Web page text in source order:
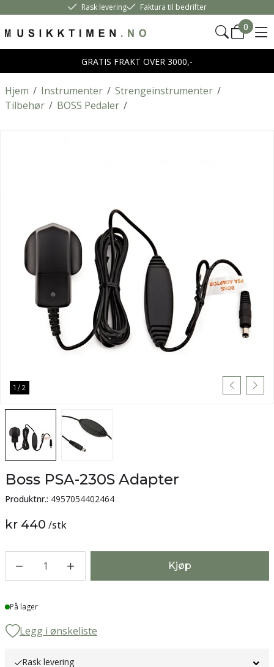
Rask levering Faktura til bedrifter
0
GRATIS FRAKT OVER 3000,-
/
Hjem /
Instrumenter /
Strengeinstrumenter
/
Tilbehør /
BOSS Pedaler
1 / 2
Boss PSA-230S Adapter
Produktnr.: 4957054402464
kr 440 /stk
1 Kjøp
Lager
På lager
Legg i ønskeliste
Rask levering